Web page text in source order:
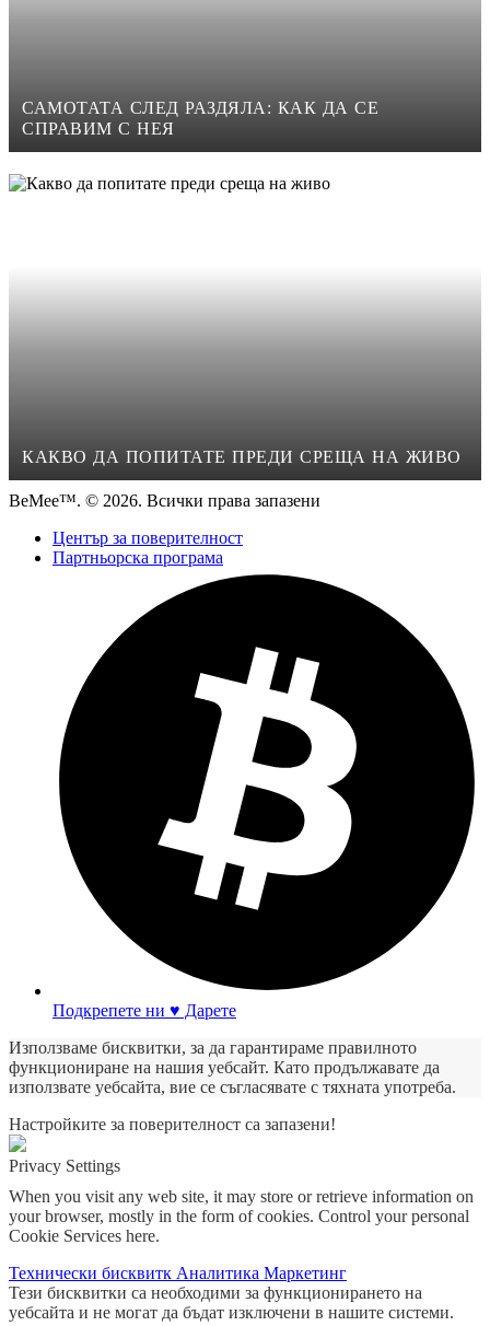
САМОТАТА СЛЕД РАЗДЯЛА: КАК ДА СЕ
СПРАВИМ С НЕЯ
КАКВО ДА ПОПИТАТЕ ПРЕДИ СРЕЩА НА ЖИВО
BeMee™. © 2026. Всички права запазени
Център за поверителност
Партньорска програма
Подкрепете ни ♥ Дарете
Използваме бисквитки, за да гарантираме правилното
функциониране на нашия уебсайт. Като продължавате да
използвате уебсайта, вие се съгласявате с тяхната употреба.
Настройките за поверителност са запазени!
Privacy Settings
When you visit any web site, it may store or retrieve information on
your browser, mostly in the form of cookies. Control your personal
Cookie Services here.
Технически бисквитк Аналитика Маркетинг
Тези бисквитки са необходими за функционирането на
уебсайта и не могат да бъдат изключени в нашите системи.